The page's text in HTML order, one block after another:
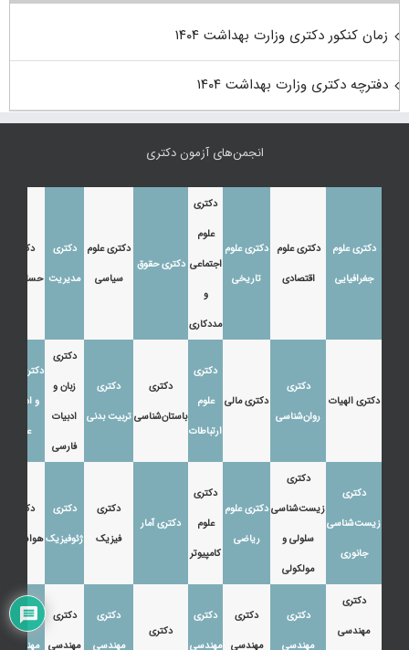
زمان کنکور دکتری وزارت بهداشت ۱۴۰۴
دفترچه دکتری وزارت بهداشت ۱۴۰۴
انجمن‌های آزمون دکتری
دکتری علوم
جغرافیایی
دکتری علوم
اقتصادی
دکتری علوم
تاریخی
دکتری
علوم
اجتماعی
و
مددکاری
دکتری حقوق
دکتری علوم
سیاسی
دکتری
مدیریت
دکتری
حسابداری
دکتری الهیات
دکتری
روان‌شناسی
دکتری مالی
دکتری
علوم
ارتباطات
دکتری
باستان‌شناسی
دکتری
تربیت بدنی
دکتری
زبان و
ادبیات
فارسی
دکتری زبان
و ادبیات
عرب
دکتری
زیست‌شناسی
جانوری
دکتری
زیست‌شناسی
سلولی و
مولکولی
دکتری علوم
ریاضی
دکتری
علوم
کامپیوتر
دکتری آمار
دکتری
فیزیک
دکتری
ژئوفیزیک
دکتری
هواشناسی
دکتری
مهندسی
دکتری
مهندسی
دکتری
مهندسی
دکتری
مهندسی
دکتری
دکتری
مهندسی
دکتری
مهندسی
دکتری
مهندسی